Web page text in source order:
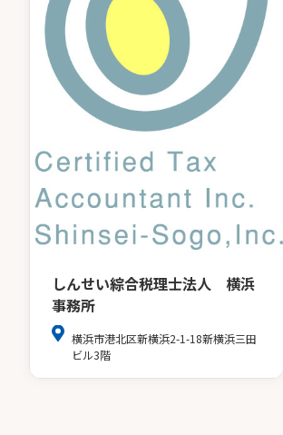
しんせい綜合税理士法人 横浜
事務所
横浜市港北区新横浜2-1-18新横浜三田
ビル3階